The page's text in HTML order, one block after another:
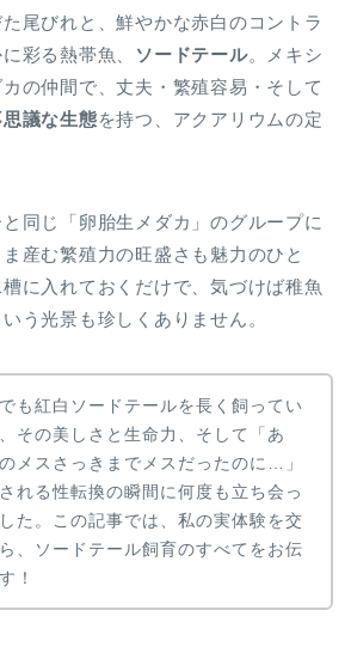
尾びれと、鮮やかな赤白のコントラ
彩る熱帯魚、
ソードテール。メキシ
の仲間で、丈夫・繁殖容易・そして
議な生態を持つ、アクアリウムの定
同じ「卵胎生メダカ」のグループに
産む繁殖力の旺盛さも魅力のひと
に入れておくだけで、気づけば稚魚
う光景も珍しくありません。
も紅白ソードテールを長く飼ってい
その美しさと生命力、そして「あ
メスさっきまでメスだったのに…」
れる性転換の瞬間に何度も立ち会っ
た。この記事では、私の実体験を交
、ソードテール飼育のすべてをお伝
！